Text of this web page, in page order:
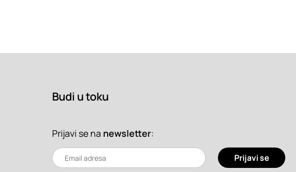
Budi u toku
Prijavi se na newsletter:
Prijavi se